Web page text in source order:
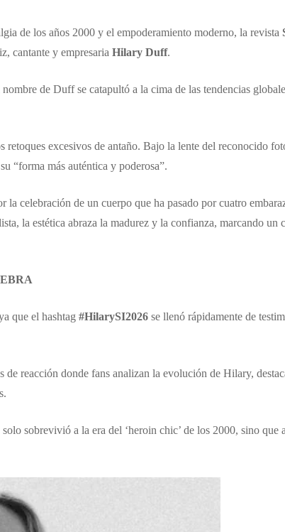
de los años 2000 y el empoderamiento moderno, la revista
cantante y empresaria Hilary Duff.
de Duff se catapultó a la cima de las tendencias
retoques excesivos de antaño. Bajo la lente del reconocido
“forma más auténtica y poderosa”.
celebración de un cuerpo que ha pasado por cuatro
la estética abraza la madurez y la confianza, marcando un
que el hashtag #HilarySI2026 se llenó rápidamente de
reacción donde fans analizan la evolución de Hilary,
sobrevivió a la era del ‘heroin chic’ de los 2000, sino que